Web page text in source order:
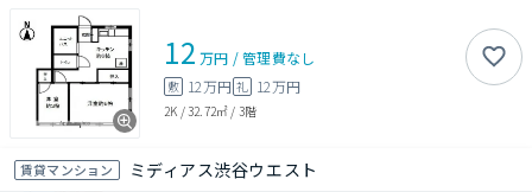
12 万円 /管理費なし
敷 12万円 礼 12万円
2K /32.72㎡ / 3階
賃貸マンション ミディアス渋谷ウエスト